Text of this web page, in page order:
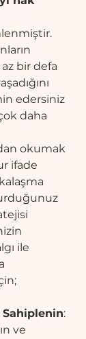
bir defa
edersiniz
daha
okumak
ifade
ile
:
ve